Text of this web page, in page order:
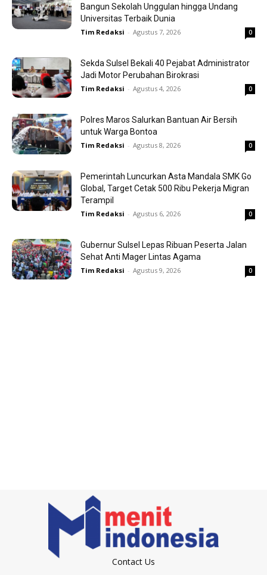
Bangun Sekolah Unggulan hingga Undang
Universitas Terbaik Dunia
Tim Redaksi - Agustus 7, 2026 0
Sekda Sulsel Bekali 40 Pejabat Administrator
Jadi Motor Perubahan Birokrasi
Tim Redaksi - Agustus 4, 2026 0
Polres Maros Salurkan Bantuan Air Bersih
untuk Warga Bontoa
Tim Redaksi - Agustus 8, 2026 0
Pemerintah Luncurkan Asta Mandala SMK Go
Global, Target Cetak 500 Ribu Pekerja Migran
Terampil
Tim Redaksi - Agustus 6, 2026 0
Gubernur Sulsel Lepas Ribuan Peserta Jalan
Sehat Anti Mager Lintas Agama
Tim Redaksi - Agustus 9, 2026 0
Contact Us